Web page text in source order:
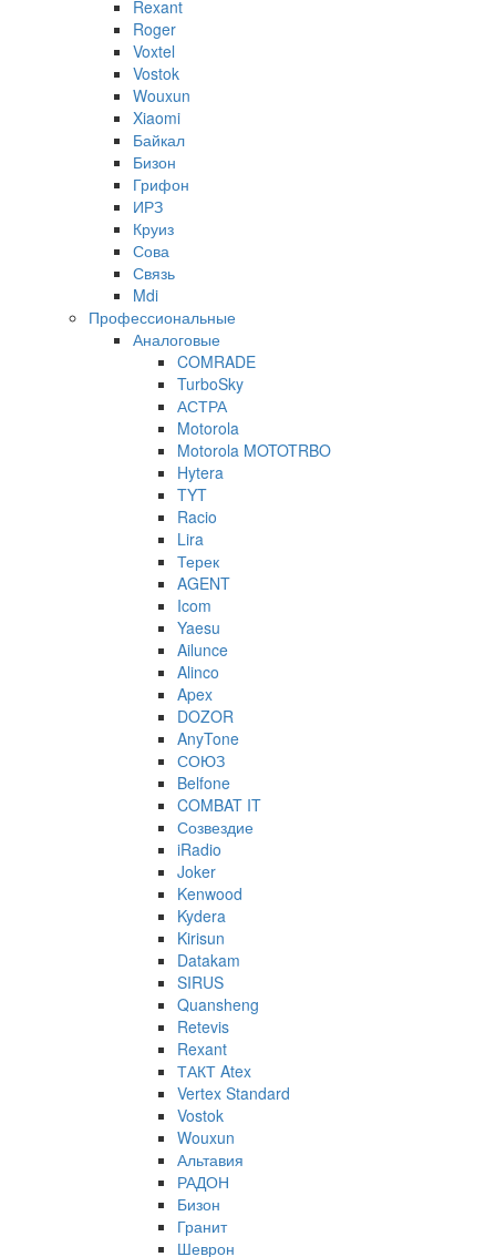
Rexant
Roger
Voxtel
Vostok
Wouxun
Xiaomi
Байкал
Бизон
Грифон
ИРЗ
Круиз
Сова
Связь
Mdi
Профессиональные
Аналоговые
COMRADE
TurboSky
АСТРА
Motorola
Motorola MOTOTRBO
Hytera
TYT
Racio
Lira
Терек
AGENT
Icom
Yaesu
Ailunce
Alinco
Apex
DOZOR
AnyTone
СОЮЗ
Belfone
COMBAT IT
Созвездие
iRadio
Joker
Kenwood
Kydera
Kirisun
Datakam
SIRUS
Quansheng
Retevis
Rexant
ТАКТ Atex
Vertex Standard
Vostok
Wouxun
Альтавия
РАДОН
Бизон
Гранит
Шеврон